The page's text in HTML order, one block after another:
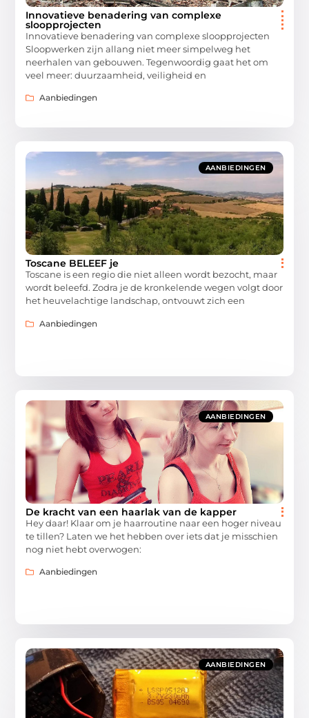
Innovatieve benadering van complexe
sloopprojecten
Innovatieve benadering van complexe sloopprojecten
Sloopwerken zijn allang niet meer simpelweg het
neerhalen van gebouwen. Tegenwoordig gaat het om
veel meer: duurzaamheid, veiligheid en
Aanbiedingen
AANBIEDINGEN
Toscane BELEEF je
Toscane is een regio die niet alleen wordt bezocht, maar
wordt beleefd. Zodra je de kronkelende wegen volgt door
het heuvelachtige landschap, ontvouwt zich een
Aanbiedingen
AANBIEDINGEN
De kracht van een haarlak van de kapper
Hey daar! Klaar om je haarroutine naar een hoger niveau
te tillen? Laten we het hebben over iets dat je misschien
nog niet hebt overwogen:
Aanbiedingen
AANBIEDINGEN